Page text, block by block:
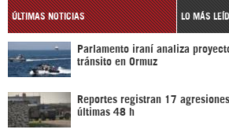
ÚLTIMAS NOTICIAS LO MÁS
Parlamento iraní analiza
tránsito en Ormuz
Reportes registran 17
últimas 48 h